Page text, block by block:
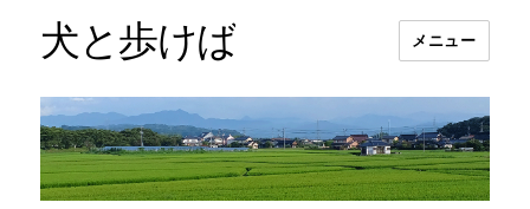
犬と歩けば メニュー